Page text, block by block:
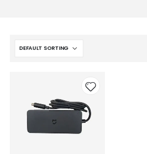
Add to
wishlist